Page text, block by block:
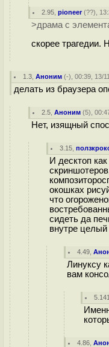
2.95 ,pioneer(??),
>драма с
скорее трагедии.
1.3 ,Аноним (-), 00:39, 13/
делать из браузера
2.5 ,Аноним (5),
Нет, изящный
3.15 ,
И десктоп
окошках
что
сидеть да
внутре
4.49 ,
Линуксу
вам
5.141
4.86 ,